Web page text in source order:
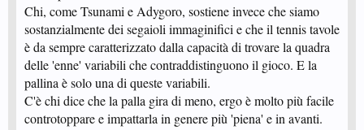
Chi, come Tsunami e Adygoro, sostiene invece che siamo
sostanzialmente dei segaioli immaginifici e che il tennis tavole
è da sempre caratterizzato dalla capacità di trovare la quadra
delle 'enne' variabili che contraddistinguono il gioco. E la
pallina è solo una di queste variabili.
C'è chi dice che la palla gira di meno, ergo è molto più facile
controtoppare e impattarla in genere più 'piena' e in avanti.